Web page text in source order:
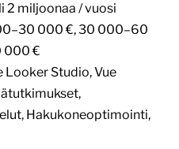
2 miljoonaa / vuosi
000 €, 30 000–60
000 €
Looker Studio, Vue
Hakukoneoptimointi,